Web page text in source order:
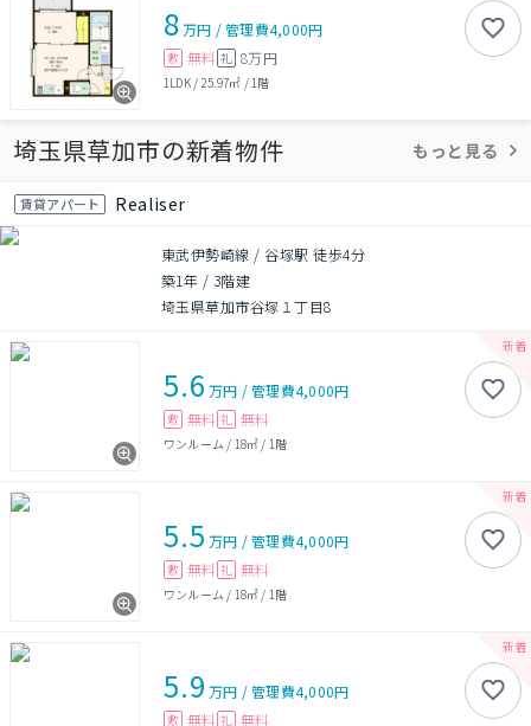
8万円 /管理費4,000円
敷 無料 礼 8万円
1LDK/ 25.97㎡ / 1階
埼玉県草加市の新着物件 もっと見る
賃貸アパート Realiser
東武伊勢崎線 / 谷塚駅 徒歩4分
築1年 / 3階建
埼玉県草加市谷塚１丁目8
5.6 万円 /管理費4,000円
敷 無料 礼 無料
ワンルーム / 18㎡ / 1階
5.5 万円 /管理費4,000円
敷 無料 礼 無料
ワンルーム / 18㎡ / 1階
5.9 万円 /管理費4,000円
敷 無料 礼 無料